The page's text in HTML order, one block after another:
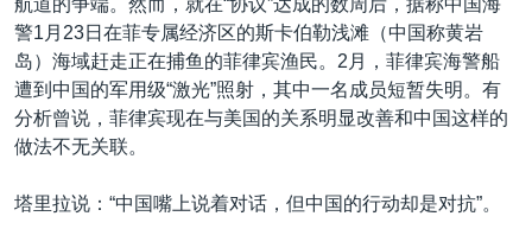
警1月23日在菲专属经济区的斯卡伯勒浅滩（中国称黄岩
岛）海域赶走正在捕鱼的菲律宾渔民。2月，菲律宾海警船
遭到中国的军用级“激光”照射，其中一名成员短暂失明。有
分析曾说，菲律宾现在与美国的关系明显改善和中国这样的
做法不无关联。
塔里拉说：“中国嘴上说着对话，但中国的行动却是对抗”。